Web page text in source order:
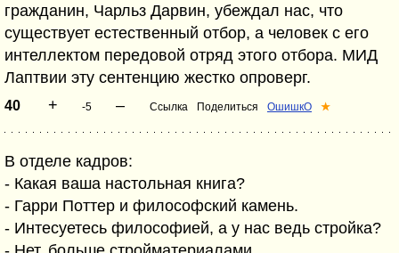
гражданин, Чарльз Дарвин, убеждал нас, что
существует естественный отбор, а человек с его
интеллектом передовой отряд этого отбора. МИД
Лаптвии эту сентенцию жестко опроверг.
40 + -5 – Ссылка Поделиться ОшишкО ★
В отделе кадров:
- Какая ваша настольная книга?
- Гарри Поттер и философский камень.
- Интесуетесь философией, а у нас ведь стройка?